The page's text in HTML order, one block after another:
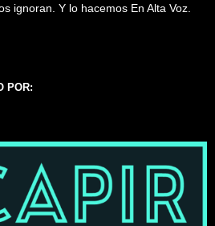
ignoran. Y lo hacemos En Alta Voz.
POR: